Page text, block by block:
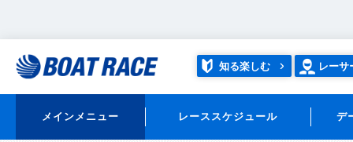
知る楽しむ レーサ
メインメニュー レーススケジュール デ